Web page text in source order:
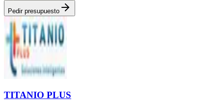
Pedir presupuesto
TITANIO PLUS